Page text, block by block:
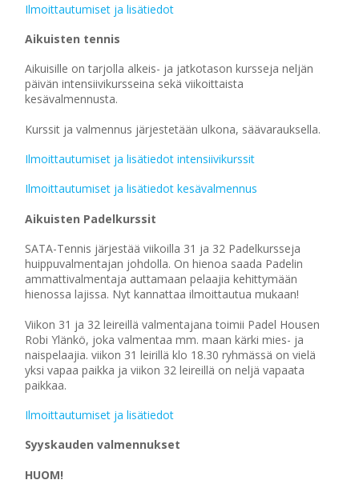
Ilmoittautumiset ja lisätiedot
Aikuisten tennis
Aikuisille on tarjolla alkeis- ja jatkotason kursseja neljän
päivän intensiivikursseina sekä viikoittaista
kesävalmennusta.
Kurssit ja valmennus järjestetään ulkona, säävarauksella.
Ilmoittautumiset ja lisätiedot intensiivikurssit
Ilmoittautumiset ja lisätiedot kesävalmennus
Aikuisten Padelkurssit
SATA-Tennis järjestää viikoilla 31 ja 32 Padelkursseja
huippuvalmentajan johdolla. On hienoa saada Padelin
ammattivalmentaja auttamaan pelaajia kehittymään
hienossa lajissa. Nyt kannattaa ilmoittautua mukaan!
Viikon 31 ja 32 leireillä valmentajana toimii Padel Housen
Robi Ylänkö, joka valmentaa mm. maan kärki mies- ja
naispelaajia. viikon 31 leirillä klo 18.30 ryhmässä on vielä
yksi vapaa paikka ja viikon 32 leireillä on neljä vapaata
paikkaa.
Ilmoittautumiset ja lisätiedot
Syyskauden valmennukset
HUOM!